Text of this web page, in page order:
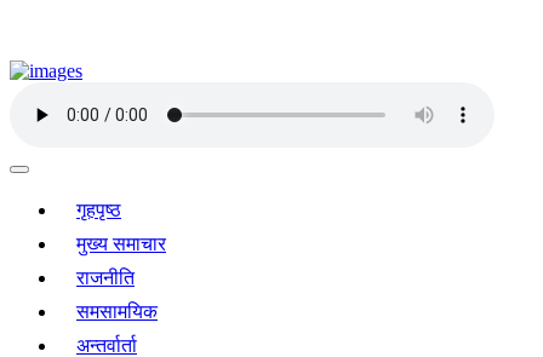
गृहपृष्ठ
मुख्य समाचार
राजनीति
समसामयिक
अन्तर्वार्ता